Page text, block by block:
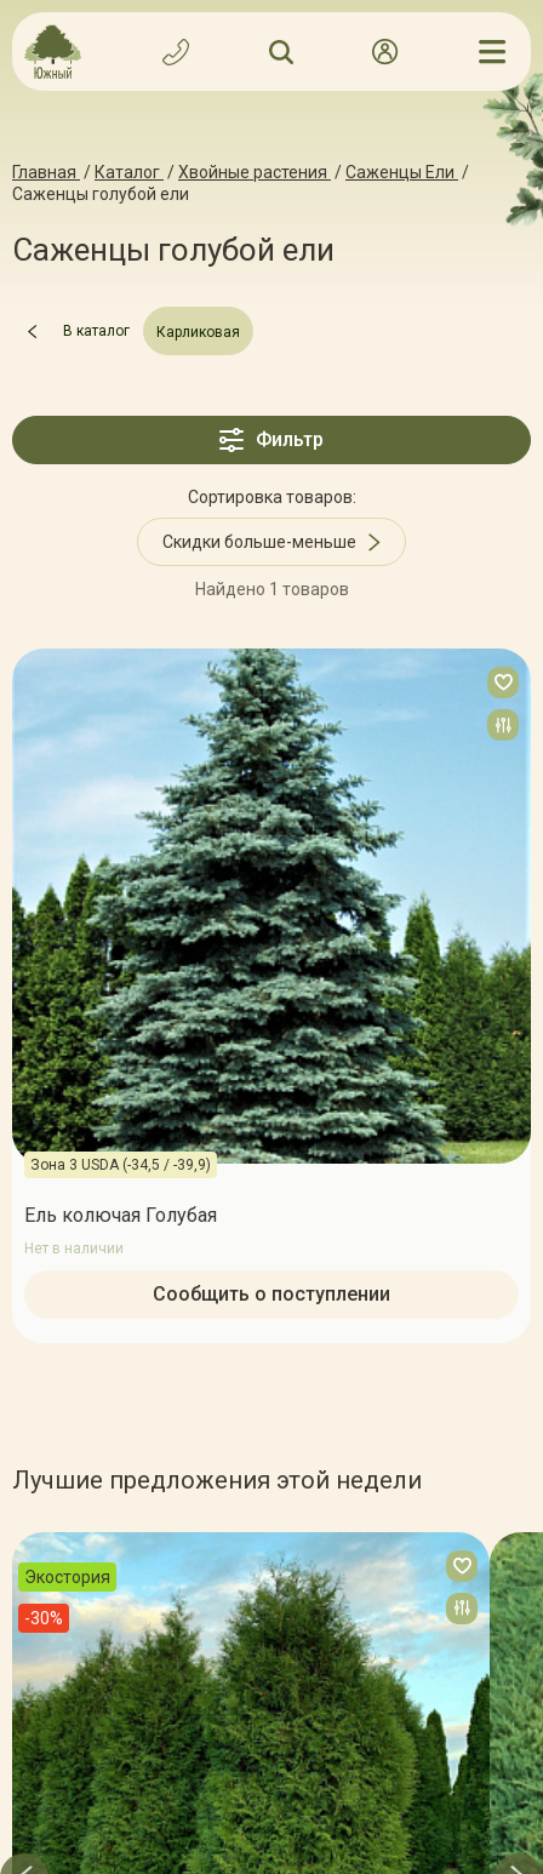
Главная / Каталог /Хвойные растения /Саженцы Ели /
Саженцы голубой ели
Саженцы голубой ели
В каталог Карликовая
Фильтр
Сортировка товаров:
Скидки больше-меньше
Найдено 1 товаров
Зона 3 USDA (-34,5 / -39,9)
Ель колючая Голубая
Нет в наличии
Сообщить о поступлении
Лучшие предложения этой недели
Экостория
-30%